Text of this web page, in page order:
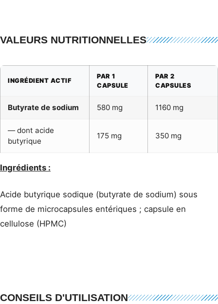
VALEURS NUTRITIONNELLES
INGRÉDIENT ACTIF
PAR 1
CAPSULE
PAR 2
CAPSULES
Butyrate de sodium 580 mg 1160 mg
— dont acide
butyrique
175 mg 350 mg
Ingrédients :
Acide butyrique sodique (butyrate de sodium) sous
forme de microcapsules entériques ; capsule en
cellulose (HPMC)
CONSEILS D'UTILISATION